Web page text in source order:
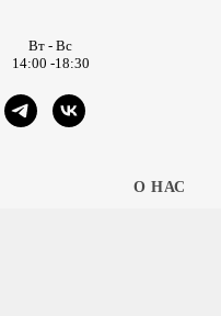
Вт - Вс
14:00 -18:30
О НАС